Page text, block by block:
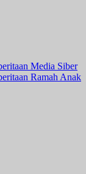
Media Siber
Ramah Anak